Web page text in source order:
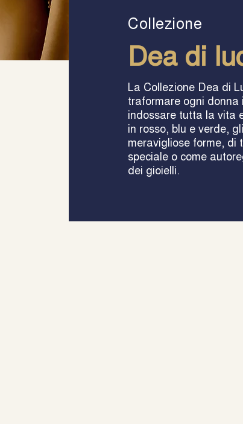
Collezione
Dea di
La Collezione Dea di
traformare ogni donna
indossare tutta la vita
in rosso, blu e verde,
meravigliose forme, di
speciale o come
dei gioielli.